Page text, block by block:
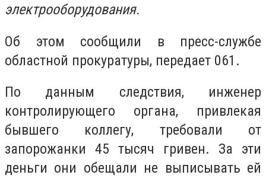
электрооборудования.
Об этом сообщили в пресс-службе
областной прокуратуры, передает 061.
По данным следствия, инженер
контролирующего органа, привлекая
бывшего коллегу, требовали от
запорожанки 45 тысяч гривен. За эти
деньги они обещали не выписывать ей